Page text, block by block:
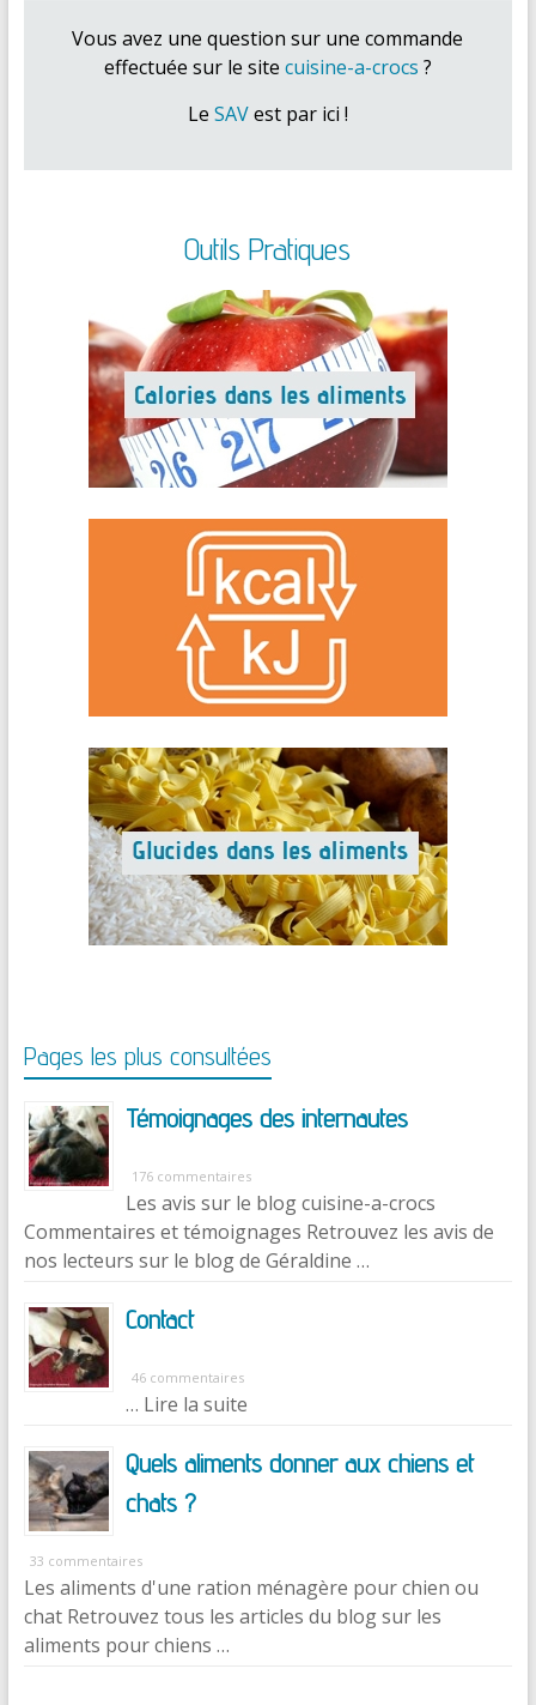
Vous avez une question sur une commande
effectuée sur le site cuisine-a-crocs ?
Le SAVest par ici !
Outils Pratiques
Pages les plus consultées
Témoignages des internautes
176 commentaires
Les avis sur le blog cuisine-a-crocs
Commentaires et témoignages Retrouvez les avis de
nos lecteurs sur le blog de Géraldine …
Contact
46 commentaires
… Lire la suite
Quels aliments donner aux chiens et
chats ?
33 commentaires
Les aliments d'une ration ménagère pour chien ou
chat Retrouvez tous les articles du blog sur les
aliments pour chiens …